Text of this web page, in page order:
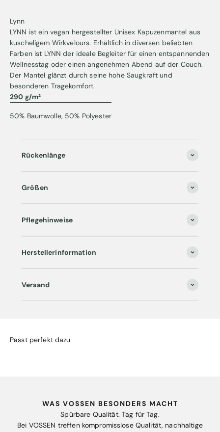
Lynn
LYNN ist ein vegan hergestellter Unisex Kapuzenmantel aus
kuscheligem Wirkvelours. Erhältlich in diversen beliebten
Farben ist LYNN der ideale Begleiter für einen entspannenden
Wellnesstag oder einen angenehmen Abend auf der Couch.
Der Mantel glänzt durch seine hohe Saugkraft und
besonderen Tragekomfort.
290 g/m²
50% Baumwolle, 50% Polyester
Rückenlänge
Größen
Pflegehinweise
Herstellerinformation
Versand
Passt perfekt dazu
WAS VOSSEN BESONDERS MACHT
Spürbare Qualität. Tag für Tag.
Bei VOSSEN treffen kompromisslose Qualität, nachhaltige